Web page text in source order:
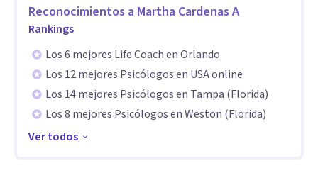
Estas son mis competencias principales:
Tengo la capacidad de comprender la vida humana desde
una mirada amplia que incluye:
Psicología positiva
Enfoque humanista y centrado en la persona
Mindfulness y presencia consciente
Espiritualidad basada en Dios y en el amor como camino de
Reconocimientos a Martha Cardenas A
Rankings
Los 6 mejores Life Coach en Orlando
Los 12 mejores Psicólogos en USA online
Los 14 mejores Psicólogos en Tampa (Florida)
Los 8 mejores Psicólogos en Weston (Florida)
Ver todos